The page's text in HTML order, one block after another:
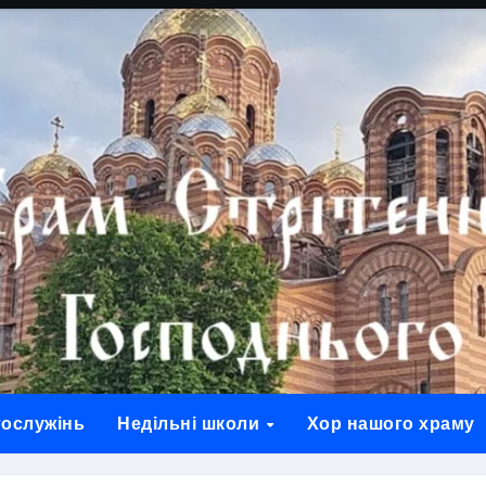
Недільні школи Хор нашого храму